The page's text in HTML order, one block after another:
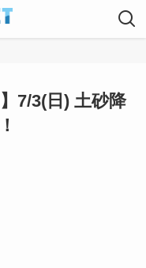
7/3(日) 土砂降